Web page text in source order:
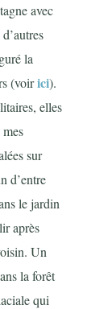
avec
la
(voirici).
elles
sur
d’entre
le jardin
après
Un
la forêt
qui